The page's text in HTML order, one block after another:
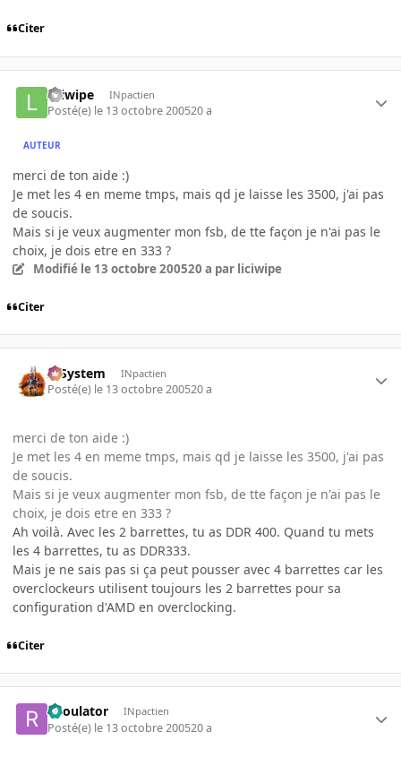
Citer
liciwipe INpactien
Posté(e) le 13 octobre 200520 a
AUTEUR
merci de ton aide :)
Je met les 4 en meme tmps, mais qd je laisse les 3500, j'ai pas
de soucis.
Mais si je veux augmenter mon fsb, de tte façon je n'ai pas le
choix, je dois etre en 333 ?
Modifié le 13 octobre 200520 a par liciwipe
Citer
X-System INpactien
Posté(e) le 13 octobre 200520 a
merci de ton aide :)
Je met les 4 en meme tmps, mais qd je laisse les 3500, j'ai pas
de soucis.
Mais si je veux augmenter mon fsb, de tte façon je n'ai pas le
choix, je dois etre en 333 ?
Ah voilà. Avec les 2 barrettes, tu as DDR 400. Quand tu mets
les 4 barrettes, tu as DDR333.
Mais je ne sais pas si ça peut pousser avec 4 barrettes car les
overclockeurs utilisent toujours les 2 barrettes pour sa
configuration d'AMD en overclocking.
Citer
Raoulator INpactien
Posté(e) le 13 octobre 200520 a